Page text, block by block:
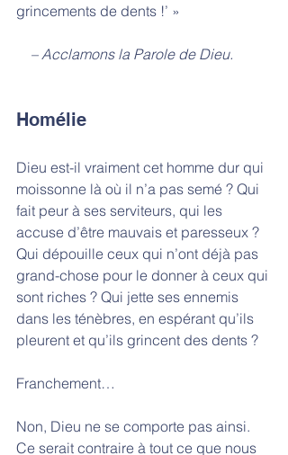
grincements de dents !’ »
    – Acclamons la Parole de Dieu.
Homélie
Dieu est-il vraiment cet homme dur qui
moissonne là où il n’a pas semé ? Qui
fait peur à ses serviteurs, qui les
accuse d’être mauvais et paresseux ?
Qui dépouille ceux qui n’ont déjà pas
grand-chose pour le donner à ceux qui
sont riches ? Qui jette ses ennemis
dans les ténèbres, en espérant qu’ils
pleurent et qu’ils grincent des dents ?
Franchement…
Non, Dieu ne se comporte pas ainsi.
Ce serait contraire à tout ce que nous